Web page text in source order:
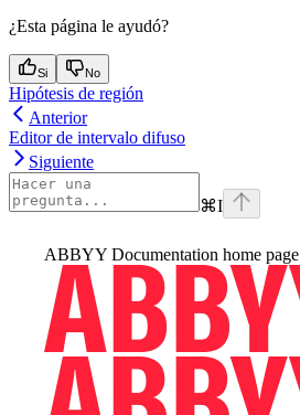
¿Esta página le ayudó?
Si No
Hipótesis de región
Anterior
Editor de intervalo difuso
Siguiente
⌘I
ABBYY Documentation home page